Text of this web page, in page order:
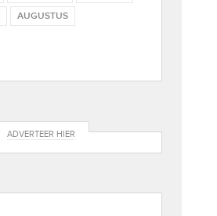
AUGUSTUS
ADVERTEER HIER